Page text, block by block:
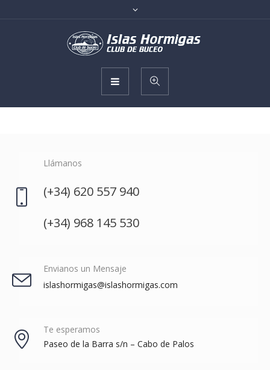
Llámanos
(+34) 620 557 940
(+34) 968 145 530
Envianos un Mensaje
islashormigas@islashormigas.com
Te esperamos
Paseo de la Barra s/n – Cabo de Palos